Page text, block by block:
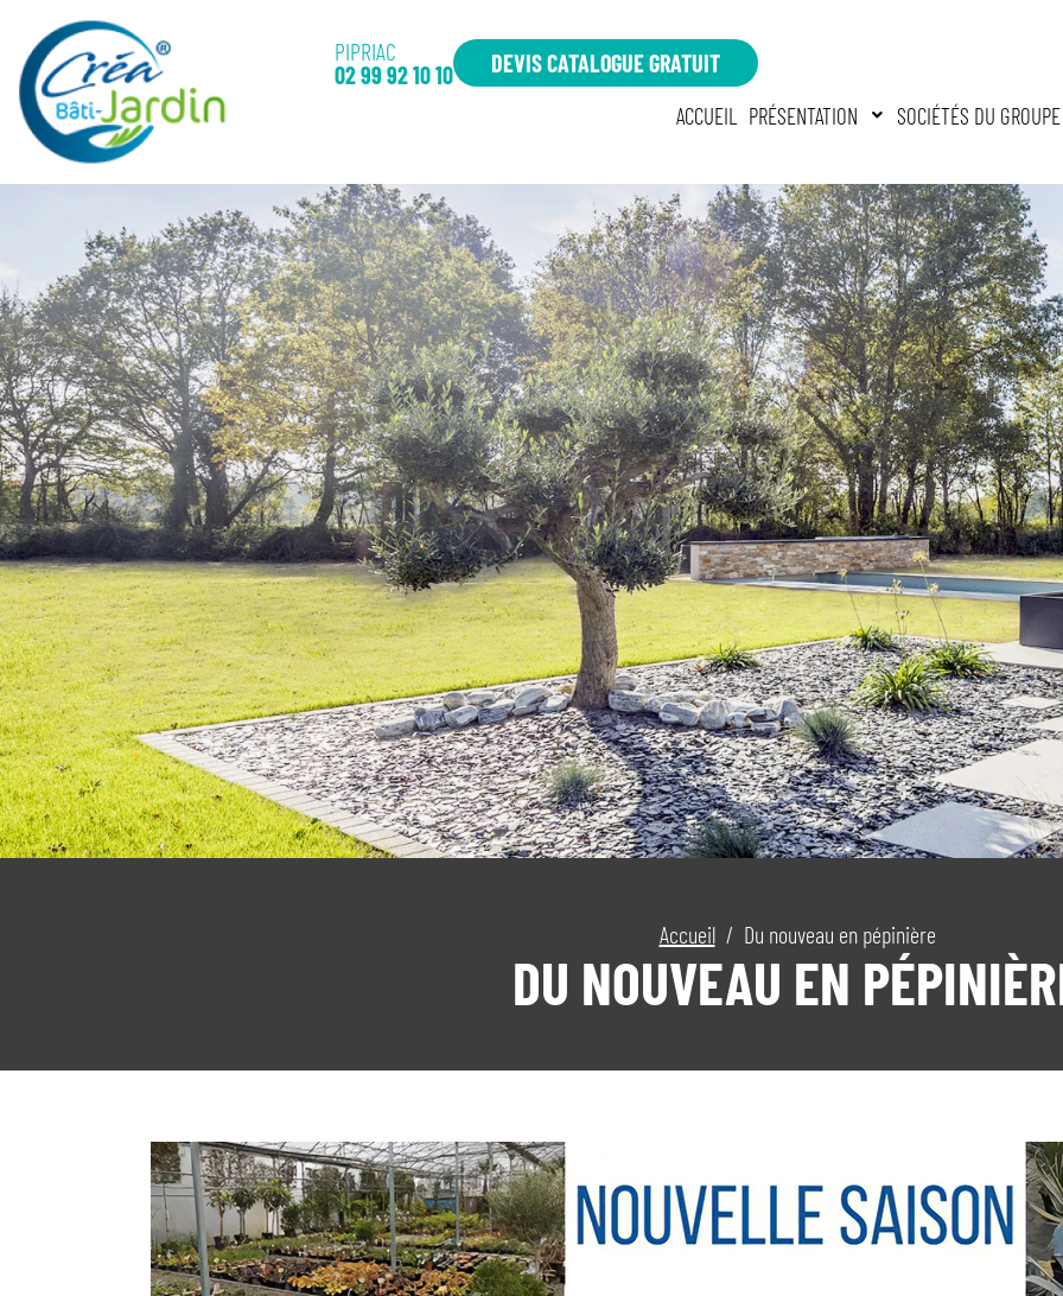
PIPRIAC
02 99 92 10 10
DEVIS CATALOGUE GRATUIT
ACCUEIL PRÉSENTATION SOCIÉTÉS DU GROUPE
Accueil / Du nouveau en pépinière
DU NOUVEAU EN